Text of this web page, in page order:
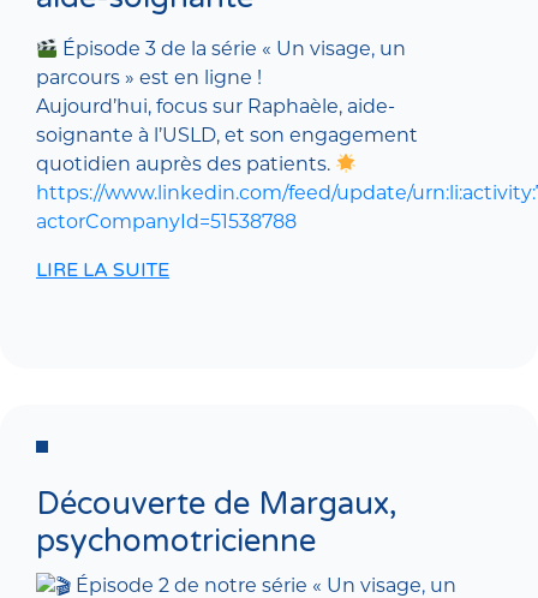
Épisode 3 de la série « Un visage, un
parcours » est en ligne !
Aujourd’hui, focus sur Raphaèle, aide-
soignante à l’USLD, et son engagement
quotidien auprès des patients.
https://www.linkedin.com/feed/update/
actorCompanyId=51538788
LIRE LA SUITE
Découverte de Margaux,
psychomotricienne
Épisode 2 de notre série « Un visage, un